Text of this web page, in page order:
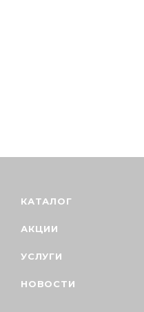
КАТАЛОГ
АКЦИИ
УСЛУГИ
НОВОСТИ